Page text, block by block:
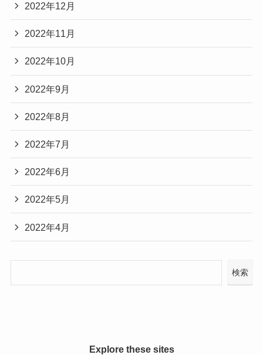
2022年12月
2022年11月
2022年10月
2022年9月
2022年8月
2022年7月
2022年6月
2022年5月
2022年4月
検索
Explore these sites